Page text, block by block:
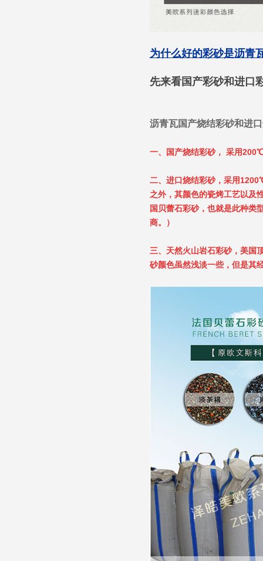
为什么好的彩砂是沥青
先来看国产彩砂和进口
沥青瓦国产烧结彩砂和进
一、国产烧结彩砂， 采用
二、进口烧结彩砂，采用
之外，其颜色的瓷烤工艺以及
国贝蕾石彩砂，也就是此种类
商。）
三、天然火山岩石彩砂，美国
砂颜色虽然浅淡一些，但是其